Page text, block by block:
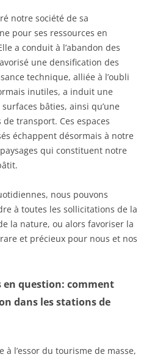
notre société de sa
pour ses ressources en
a conduit à l’abandon des
une densification des
technique, alliée à l’oubli
inutiles, a induit une
bâties, ainsi qu’une
transport. Ces espaces
échappent désormais à notre
qui constituent notre
nous pouvons
à toutes les sollicitations de la
la nature, ou alors favoriser la
et précieux pour nous et nos
en question: comment
dans les stations de
à l’essor du tourisme de masse,